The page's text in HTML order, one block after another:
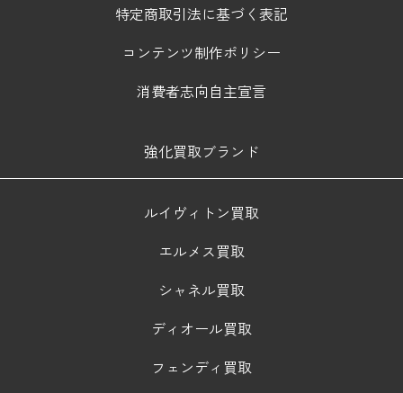
特定商取引法に基づく表記
コンテンツ制作ポリシー
消費者志向自主宣言
強化買取ブランド
ルイヴィトン買取
エルメス買取
シャネル買取
ディオール買取
フェンディ買取